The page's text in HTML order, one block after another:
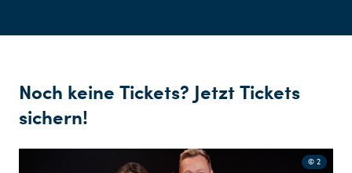
Noch keine Tickets? Jetzt Tickets
sichern!
© 2